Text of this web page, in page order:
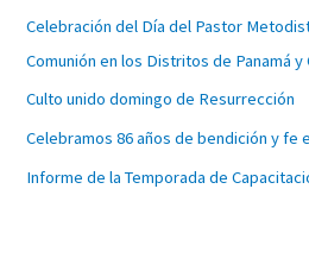
Celebración del Día del Pastor
Comunión en los Distritos de Panamá y
Culto unido domingo de Resurrección
Celebramos 86 años de bendición y fe
Informe de la Temporada de